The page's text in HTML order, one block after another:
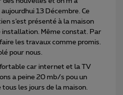
13 Décembre. Ce
s’est présenté à la maison
Même constat. Par
les travaux comme promis.
pour nous.
car internet et la TV
a peine 20 mb/s pou un
les jours de la maison.